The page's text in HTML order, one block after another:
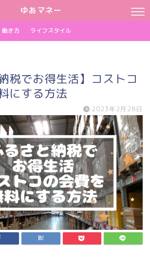
ゆあマネー
働き方 ライフスタイル
税でお得生活】コストコ
にする方法
2023年2月28日